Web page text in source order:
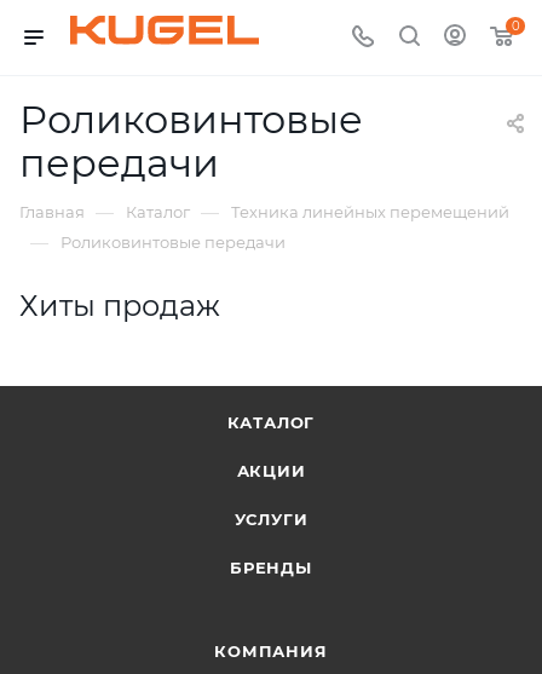
0
Роликовинтовые
передачи
Главная — Каталог — Техника линейных перемещений
— Роликовинтовые передачи
Хиты продаж
КАТАЛОГ
АКЦИИ
УСЛУГИ
БРЕНДЫ
КОМПАНИЯ